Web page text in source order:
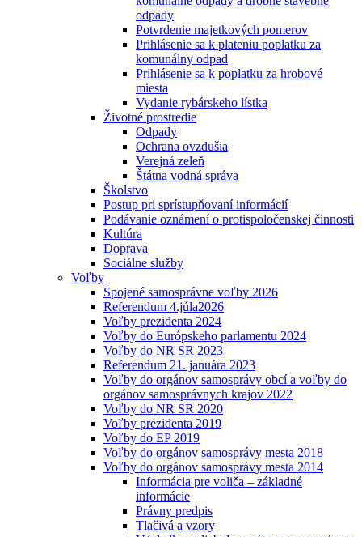
odpady
Potvrdenie majetkových pomerov
Prihlásenie sa k plateniu poplatku za
komunálny odpad
Prihlásenie sa k poplatku za hrobové
miesta
Vydanie rybárskeho lístka
Životné prostredie
Odpady
Ochrana ovzdušia
Verejná zeleň
Štátna vodná správa
Školstvo
Postup pri sprístupňovaní informácií
Podávanie oznámení o protispoločenskej činnosti
Kultúra
Doprava
Sociálne služby
Voľby
Spojené samosprávne voľby 2026
Referendum 4.júla2026
Voľby prezidenta 2024
Voľby do Európskeho parlamentu 2024
Voľby do NR SR 2023
Referendum 21. januára 2023
Voľby do orgánov samosprávy obcí a voľby do
orgánov samosprávnych krajov 2022
Voľby do NR SR 2020
Voľby prezidenta 2019
Voľby do EP 2019
Voľby do orgánov samosprávy mesta 2018
Voľby do orgánov samosprávy mesta 2014
Informácia pre voliča – základné
informácie
Právny predpis
Tlačivá a vzory